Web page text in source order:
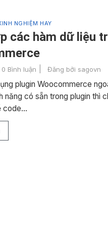
NGHIỆM HAY
các hàm dữ liệu
0 Bình luận Đăng bởi sagovn
plugin Woocommerce
năng có sẵn trong plugin thì
code...